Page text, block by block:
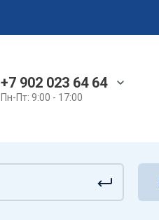
+7 902 023 64 64
Пн-Пт: 9:00 - 17:00